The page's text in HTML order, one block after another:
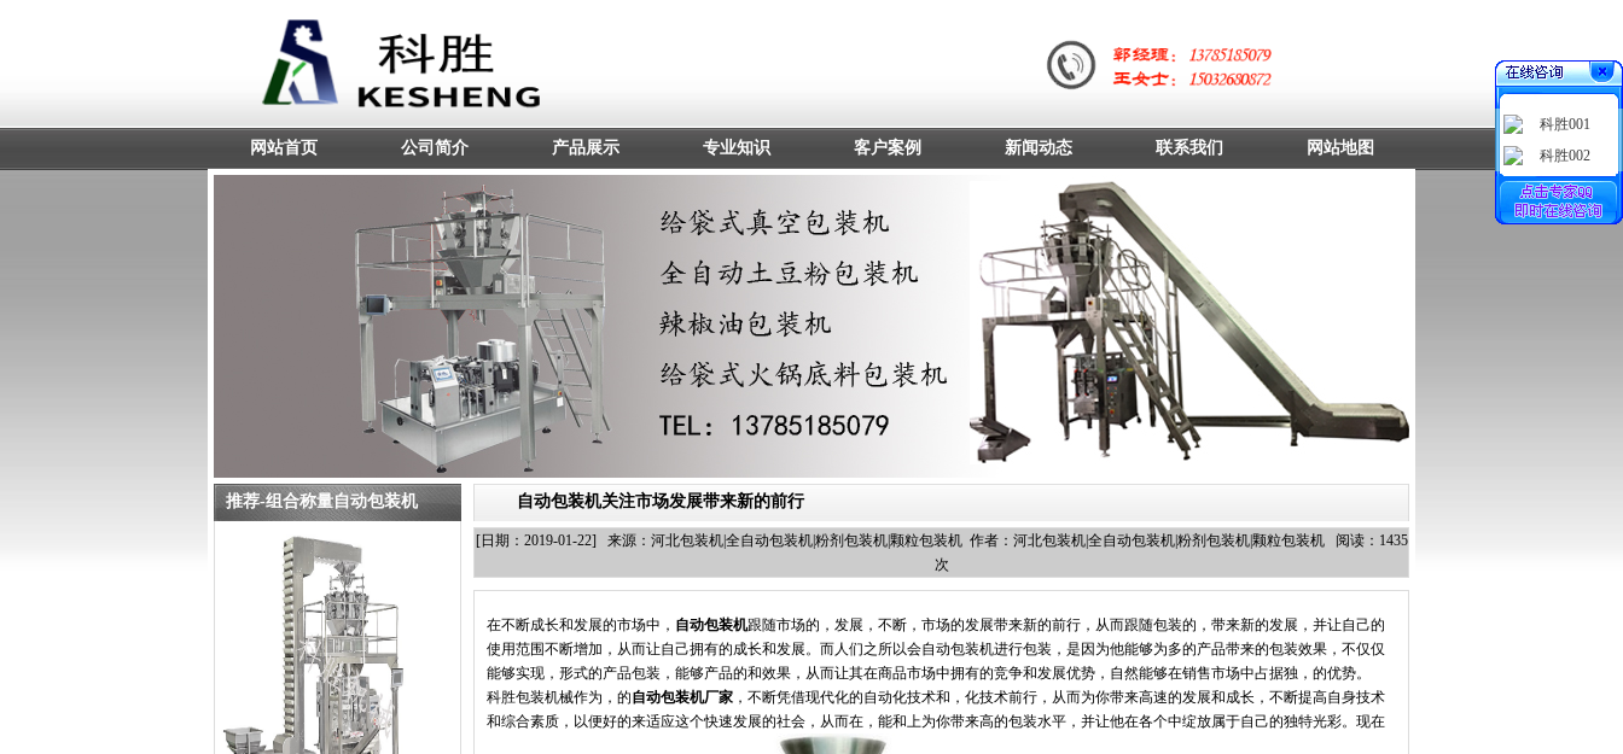
网站首页 公司简介 产品展示 专业知识 客户案例 新闻动态 联系我们 网站地图
推荐-组合称量自动包装机 自动包装机关注市场发展带来新的前行
[日期：2019-01-22] 来源：河北包装机|全自动包装机|粉剂包装机|颗粒包装机 作者：河北包装机|全自动包装机|粉剂包装机|颗粒包装机 阅读：1435
次
在不断成长和发展的市场中， 自动包装机跟随市场的，发展，不断，市场的发展带来新的前行，从而跟随包装的，带来新的发展，并让自己的
使用范围不断增加，从而让自己拥有的成长和发展。而人们之所以会自动包装机进行包装，是因为他能够为多的产品带来的包装效果，不仅仅
能够实现，形式的产品包装，能够产品的和效果，从而让其在商品市场中拥有的竞争和发展优势，自然能够在销售市场中占据独，的优势。
科胜包装机械作为，的自动包装机厂家 ，不断凭借现代化的自动化技术和，化技术前行，从而为你带来高速的发展和成长，不断提高自身技术
和综合素质，以便好的来适应这个快速发展的社会，从而在，能和上为你带来高的包装水平，并让他在各个中绽放属于自己的独特光彩。现在
科胜001
科胜002